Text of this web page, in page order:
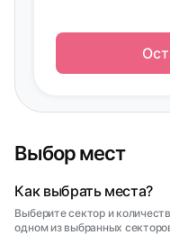
Выбор мест
Как выбрать места?
Выберите сектор и
одном из выбранных